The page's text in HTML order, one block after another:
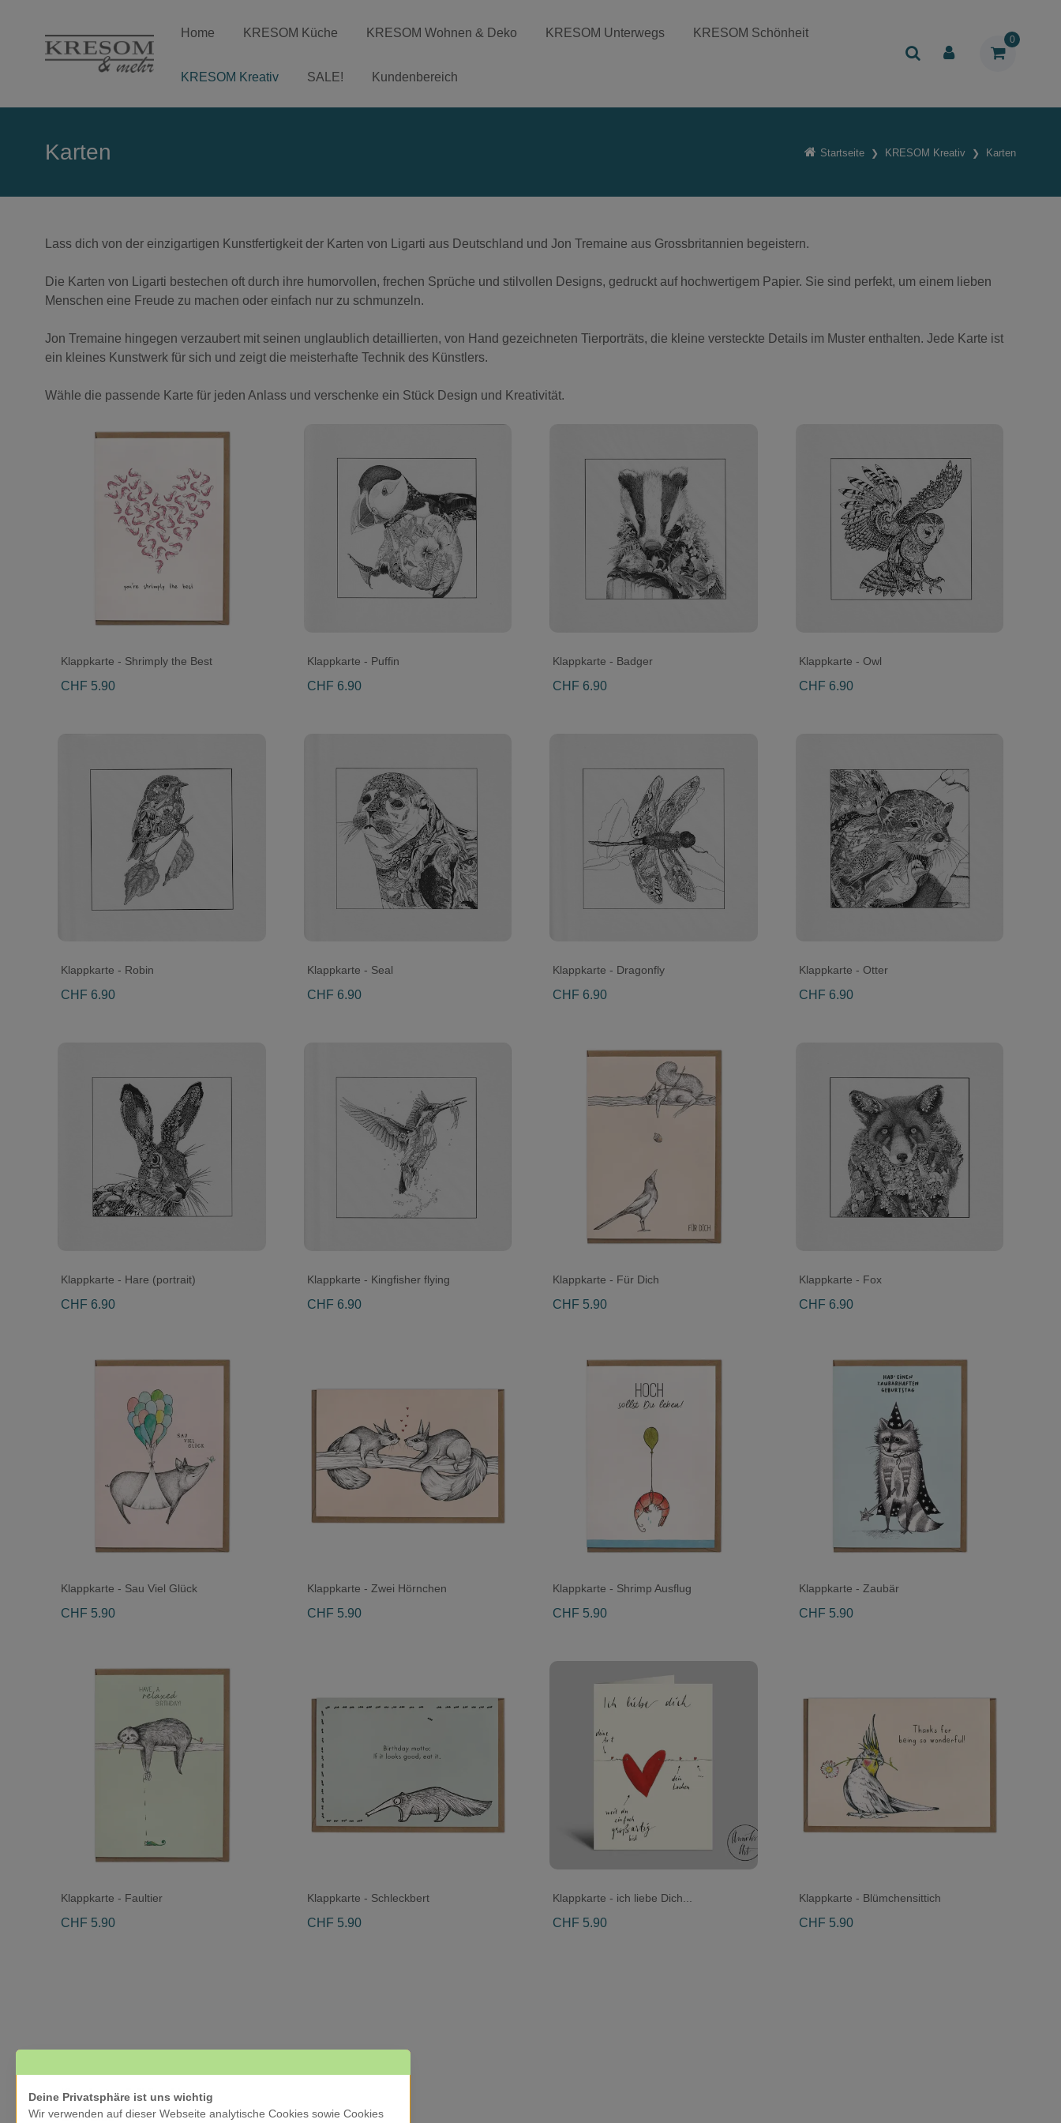
0
Home KRESOM Küche KRESOM Wohnen & Deko KRESOM Unterwegs KRESOM Schönheit
KRESOM Kreativ SALE! Kundenbereich
Startseite KRESOM Kreativ Karten
Karten
Lass dich von der einzigartigen Kunstfertigkeit der Karten von Ligarti aus Deutschland und Jon Tremaine aus Grossbritannien begeistern.
Die Karten von Ligarti bestechen oft durch ihre humorvollen, frechen Sprüche und stilvollen Designs, gedruckt auf hochwertigem Papier. Sie sind perfekt, um einem lieben
Menschen eine Freude zu machen oder einfach nur zu schmunzeln.
Jon Tremaine hingegen verzaubert mit seinen unglaublich detaillierten, von Hand gezeichneten Tierporträts, die kleine versteckte Details im Muster enthalten. Jede Karte ist
ein kleines Kunstwerk für sich und zeigt die meisterhafte Technik des Künstlers.
Wähle die passende Karte für jeden Anlass und verschenke ein Stück Design und Kreativität.
Klappkarte - Shrimply the Best
CHF 5.90
Klappkarte - Puffin
CHF 6.90
Klappkarte - Badger
CHF 6.90
Klappkarte - Owl
CHF 6.90
Klappkarte - Robin
CHF 6.90
Klappkarte - Seal
CHF 6.90
Klappkarte - Dragonfly
CHF 6.90
Klappkarte - Otter
CHF 6.90
Klappkarte - Hare (portrait)
CHF 6.90
Klappkarte - Kingfisher flying
CHF 6.90
Klappkarte - Für Dich
CHF 5.90
Klappkarte - Fox
CHF 6.90
Klappkarte - Sau Viel Glück
CHF 5.90
Klappkarte - Zwei Hörnchen
CHF 5.90
Klappkarte - Shrimp Ausflug
CHF 5.90
Klappkarte - Zaubär
CHF 5.90
Klappkarte - Faultier
CHF 5.90
Klappkarte - Schleckbert
CHF 5.90
Klappkarte - ich liebe Dich...
CHF 5.90
Klappkarte - Blümchensittich
CHF 5.90
Deine Privatsphäre ist uns wichtig
Wir verwenden auf dieser Webseite analytische Cookies sowie Cookies